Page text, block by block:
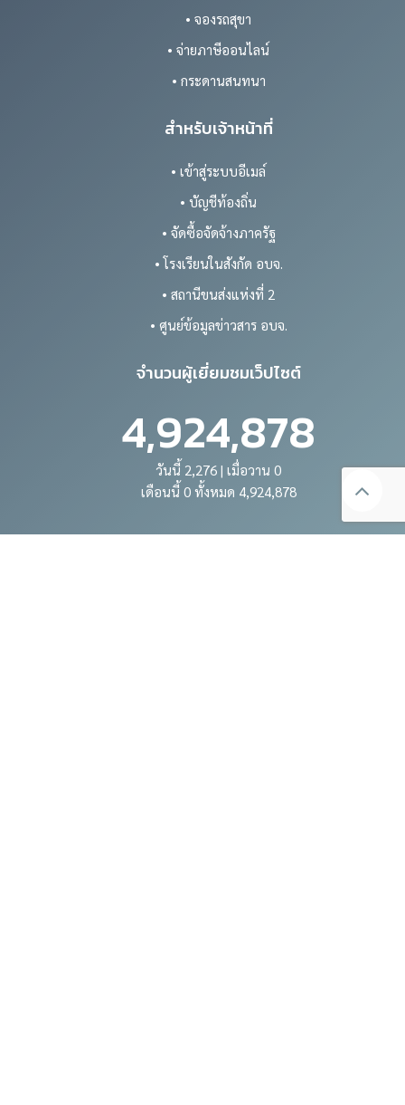
• จองรถสุขา
• จ่ายภาษีออนไลน์
• กระดานสนทนา
สำหรับเจ้าหน้าที่
• เข้าสู่ระบบอีเมล์
• บัญชีท้องถิ่น
• จัดซื้อจัดจ้างภาครัฐ
• โรงเรียนในสังกัด อบจ.
• สถานีขนส่งแห่งที่ 2
• ศูนย์ข้อมูลข่าวสาร อบจ.
จำนวนผู้เยี่ยมชมเว็ปไซต์
4,924,878
วันนี้ 2,276 | เมื่อวาน 0
เดือนนี้ 0 ทั้งหมด 4,924,878